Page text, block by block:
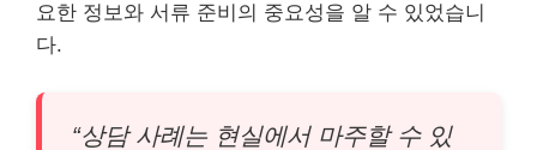
요한 정보와 서류 준비의 중요성을 알 수 있었습니
다.
“상담 사례는 현실에서 마주할 수 있